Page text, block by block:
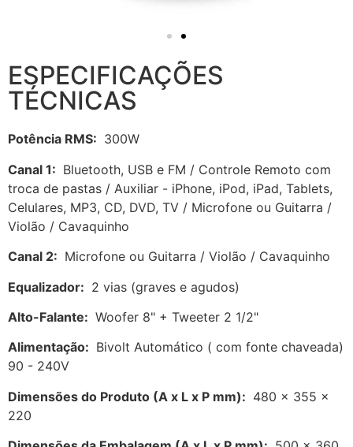
ESPECIFICAÇÕES
TÉCNICAS
Potência RMS: 300W
Canal 1: Bluetooth, USB e FM / Controle Remoto com
troca de pastas / Auxiliar - iPhone, iPod, iPad, Tablets,
Celulares, MP3, CD, DVD, TV / Microfone ou Guitarra /
Violão / Cavaquinho
Canal 2: Microfone ou Guitarra / Violão / Cavaquinho
Equalizador: 2 vias (graves e agudos)
Alto-Falante: Woofer 8" + Tweeter 2 1/2"
Alimentação: Bivolt Automático ( com fonte chaveada)
90 - 240V
Dimensões do Produto (A x L x P mm): 480 x 355 x
220